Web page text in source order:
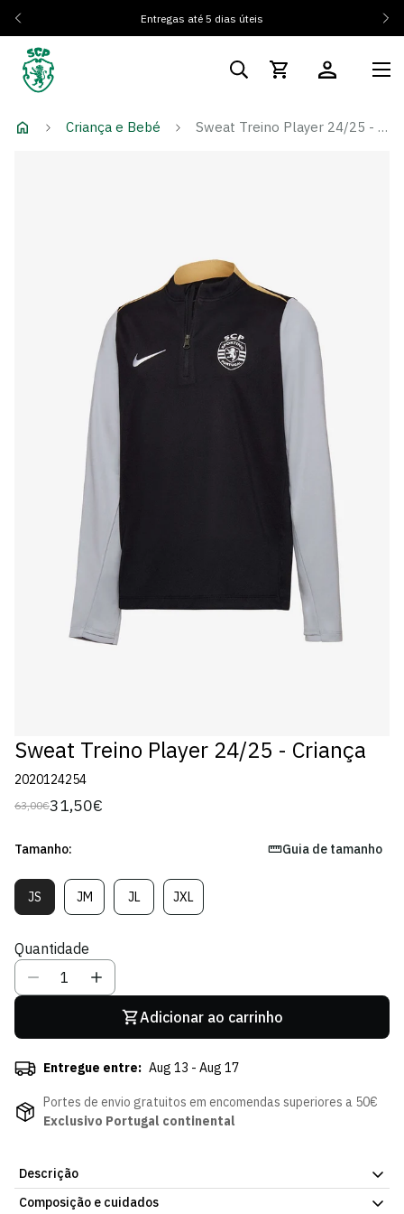
Entregas até 5 dias úteis
Criança e Bebé Sweat Treino Player 24/25 - Criança
Sweat Treino Player 24/25 - Criança
2020124254
Preço
63,00€
Preço
venda
31,50€
Tamanho: Guia de tamanho
JSVariante
Esgotada
Indisponível
JMVariante
Esgotada
Indisponível
JLVariante
Esgotada
JXLVariante
Esgotada
Quantidade
Adicionar ao carrinho
Entregue entre: Aug 13 - Aug 17
Portes de envio gratuitos em encomendas superiores a 50€
Exclusivo Portugal continental
Descrição
Sweat Treino Player 24/25 - Criança, com o emblema do Sporting
Composição e cuidados